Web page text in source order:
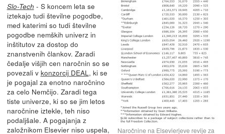
Naročnine na Elsevierjeve revije za
Slo-Tech - S koncem leta se
iztekajo tudi številne pogodbe,
med katerimi so tudi številne
pogodbe nemških univerz in
inštitutov za dostop do
znanstvenih člankov. Zaradi
čedalje višjih cen naročnin so se
povezali v konzorcij DEAL , ki se
je pogajal za enotno naročnino
za celo Nemčijo. Zaradi tega
tiste univerze, ki so se jim letos
naročnine iztekle, teh niso
podaljšale. A pogajanja z
založnikom Elsevier niso uspela,